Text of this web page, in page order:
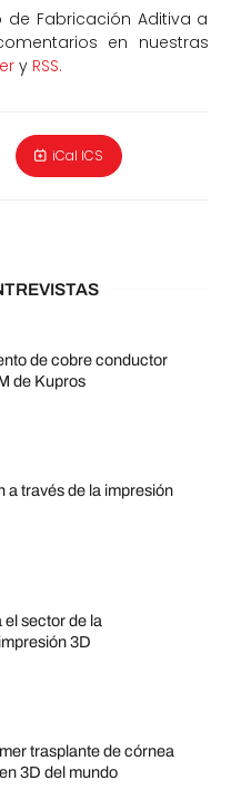
de Fabricación Aditiva a
en nuestras
y RSS.
iCal ICS
de cobre conductor
de Kupros
a través de la impresión
sector de la
3D
trasplante de córnea
3D del mundo